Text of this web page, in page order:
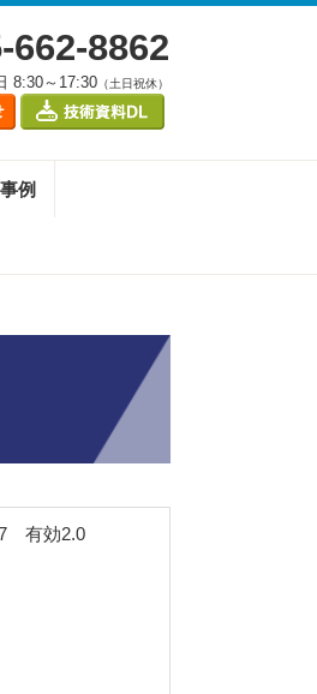
8862
8:30～17:30（土日祝休）
例
有効2.0